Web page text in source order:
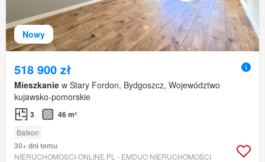
Nowy
518 900 zł
Mieszkanie w Stary Fordon, Bydgoszcz, Województwo
kujawsko-pomorskie
3 46 m²
Balkon
30+ dni temu
NIERUCHOMOSCI-ONLINE.PL - EMDUO NIERUCHOMOŚCI